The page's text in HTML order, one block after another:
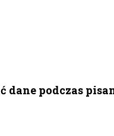
dane podczas